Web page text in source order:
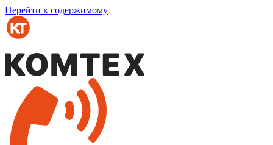
Перейти к содержимому